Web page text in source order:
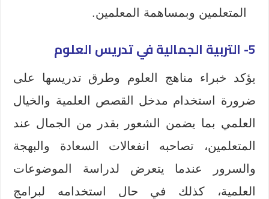
المتعلمين وبمساهمة المعلمين.
5- التربية الجمالية في تدريس العلوم
يؤكد خبراء مناهج العلوم وطرق تدريسها على
ضرورة استخدام مدخل القصص العلمية والخيال
العلمي بما يضمن الشعور بقدر من الجمال عند
المتعلمين، تصاحبه انفعالات السعادة والبهجة
والسرور عندما يتعرض لدراسة الموضوعات
العلمية، كذلك في حال استخدامه لبرامج